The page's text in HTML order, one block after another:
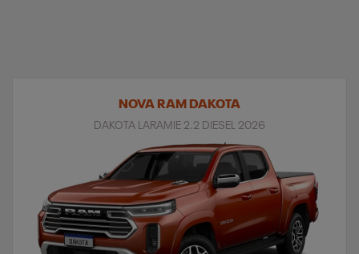
NOVA RAM DAKOTA
DAKOTA LARAMIE 2.2 DIESEL 2026